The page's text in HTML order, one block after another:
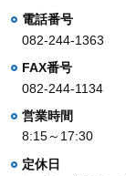
電話番号
082-244-1363
FAX番号
082-244-1134
営業時間
8:15～17:30
定休日